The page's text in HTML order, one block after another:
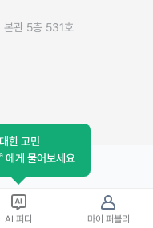
본관 5층 531호
한 고민
에게 물어보세요
AI 퍼디 마이 퍼블리